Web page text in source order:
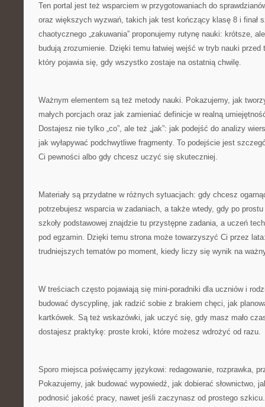
Ten portal jest też wsparciem w przygotowaniach do
oraz większych wyzwań, takich jak test kończący klasę 8 i finał
chaotycznego „zakuwania” proponujemy rutynę nauki: krótsze,
budują zrozumienie. Dzięki temu łatwiej wejść w tryb nauki
który pojawia się, gdy wszystko zostaje na ostatnią chwilę.
Ważnym elementem są też metody nauki. Pokazujemy, jak
małych porcjach oraz jak zamieniać definicje w realną
Dostajesz nie tylko „co”, ale też „jak”: jak podejść do analizy
jak wyłapywać podchwytliwe fragmenty. To podejście jest
Ci pewności albo gdy chcesz uczyć się skuteczniej.
Materiały są przydatne w różnych sytuacjach: gdy chcesz
potrzebujesz wsparcia w zadaniach, a także wtedy, gdy po
szkoły podstawowej znajdzie tu przystępne zadania, a uczeń
pod egzamin. Dzięki temu strona może towarzyszyć Ci przez
trudniejszych tematów po moment, kiedy liczy się wynik na
W treściach często pojawiają się mini-poradniki dla uczniów i
budować dyscyplinę, jak radzić sobie z brakiem chęci, jak
kartkówek. Są też wskazówki, jak uczyć się, gdy masz mało
dostajesz praktykę: proste kroki, które możesz wdrożyć od razu.
Sporo miejsca poświęcamy językowi: redagowanie, rozprawka,
Pokazujemy, jak budować wypowiedź, jak dobierać słownictwo,
podnosić jakość pracy, nawet jeśli zaczynasz od prostego